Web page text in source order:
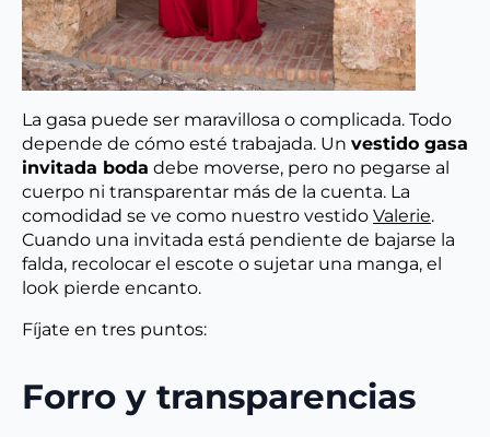
La gasa puede ser maravillosa o complicada. Todo
depende de cómo esté trabajada. Un vestido gasa
invitada boda debe moverse, pero no pegarse al
cuerpo ni transparentar más de la cuenta. La
comodidad se ve como nuestro vestido Valerie.
Cuando una invitada está pendiente de bajarse la
falda, recolocar el escote o sujetar una manga, el
look pierde encanto.
Fíjate en tres puntos:
Forro y transparencias